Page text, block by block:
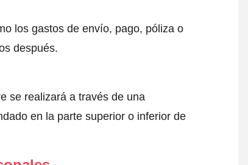
los gastos de envío, pago, póliza o
después.
se realizará a través de una
en la parte superior o inferior de